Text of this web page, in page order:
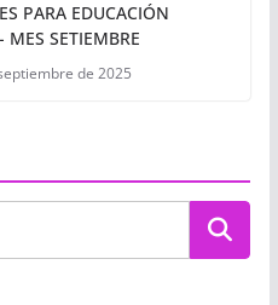
PARA EDUCACIÓN
MES SETIEMBRE
de 2025